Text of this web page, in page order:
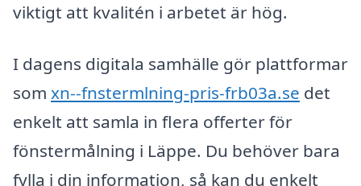
viktigt att kvalitén i arbetet är hög.
I dagens digitala samhälle gör plattformar
som xn--fnstermlning-pris-frb03a.se det
enkelt att samla in flera offerter för
fönstermålning i Läppe. Du behöver bara
fylla i din information, så kan du enkelt